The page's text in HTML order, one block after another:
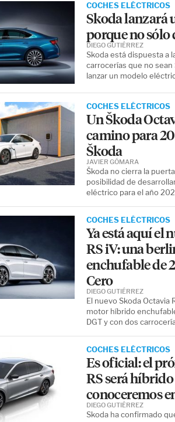
COCHES ELÉCTRICOS
Skoda lanzará
porque no sólo
Skoda está dispuesta a
carrocerías que no sean
lanzar un modelo
DIEGO GUTIÉRREZ
COCHES ELÉCTRICOS
Un Škoda
camino para
Škoda
Škoda no cierra la
posibilidad de
eléctrico para el año
JAVIER GÓMARA
COCHES ELÉCTRICOS
Ya está aquí el
RS iV: una
enchufable de
Cero
El nuevo Skoda Octavia
motor híbrido
DGT y con dos
DIEGO GUTIÉRREZ
COCHES ELÉCTRICOS
Es oficial: el
RS será
conoceremos
Skoda ha confirmado
DIEGO GUTIÉRREZ